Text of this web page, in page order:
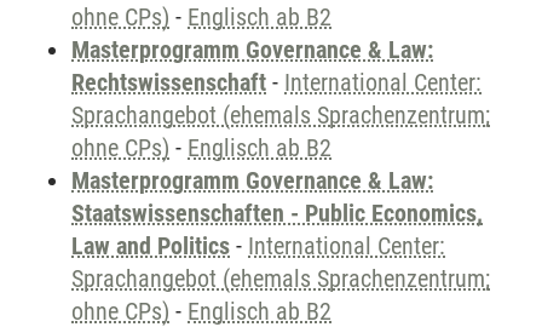
ohne CPs) - Englisch ab B2
Masterprogramm Governance & Law:
Rechtswissenschaft - International Center:
Sprachangebot (ehemals Sprachenzentrum;
ohne CPs) - Englisch ab B2
Masterprogramm Governance & Law:
Staatswissenschaften - Public Economics,
Law and Politics - International Center:
Sprachangebot (ehemals Sprachenzentrum;
ohne CPs) - Englisch ab B2